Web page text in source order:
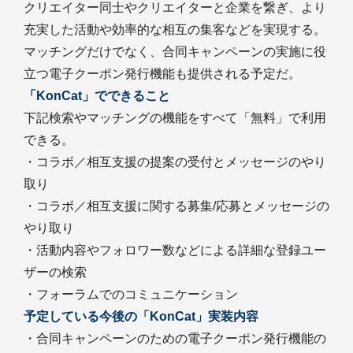
クリエイター同士やクリエイターと企業を繋ぎ、より
充実した活動や効率的な相互の集客などを実現する。
マッチングだけでなく、合同キャンペーンの実施に役
立つ電子クーポン発行機能も提供される予定だ。
「KonCat」でできること
下記検索やマッチングの機能をすべて「無料」で利用
できる。
・コラボ／相互支援の提案の受付とメッセージのやり
取り
・コラボ／相互支援に関する募集/応募とメッセージの
やり取り
・活動内容やフォロワー数などによる詳細な登録ユー
ザーの検索
・フォーラムでのコミュニケーション
予定している今後の「KonCat」実装内容
・合同キャンペーンのための電子クーポン発行機能の